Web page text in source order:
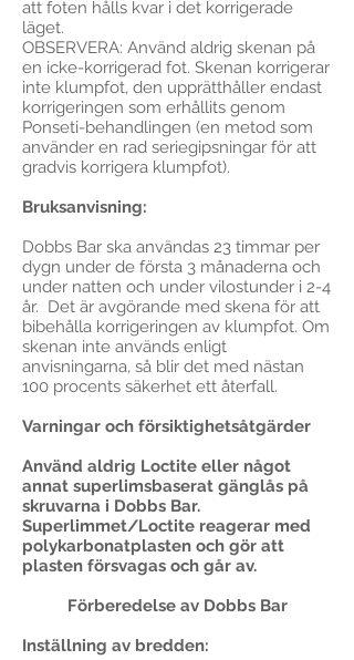
att foten hålls kvar i det korrigerade
läget.
OBSERVERA: Använd aldrig skenan på
en icke-korrigerad fot. Skenan korrigerar
inte klumpfot, den upprätthåller endast
korrigeringen som erhållits genom
Ponseti-behandlingen (en metod som
använder en rad seriegipsningar för att
gradvis korrigera klumpfot).
Bruksanvisning:
Dobbs Bar ska användas 23 timmar per
dygn under de första 3 månaderna och
under natten och under vilostunder i 2-4
år. Det är avgörande med skena för att
bibehålla korrigeringen av klumpfot. Om
skenan inte används enligt
anvisningarna, så blir det med nästan
100 procents säkerhet ett återfall.
Varningar och försiktighetsåtgärder
Använd aldrig Loctite eller något
annat superlimsbaserat gänglås på
skruvarna i Dobbs Bar.
Superlimmet/Loctite reagerar med
polykarbonatplasten och gör att
plasten försvagas och går av.
Förberedelse av Dobbs Bar
Inställning av bredden: